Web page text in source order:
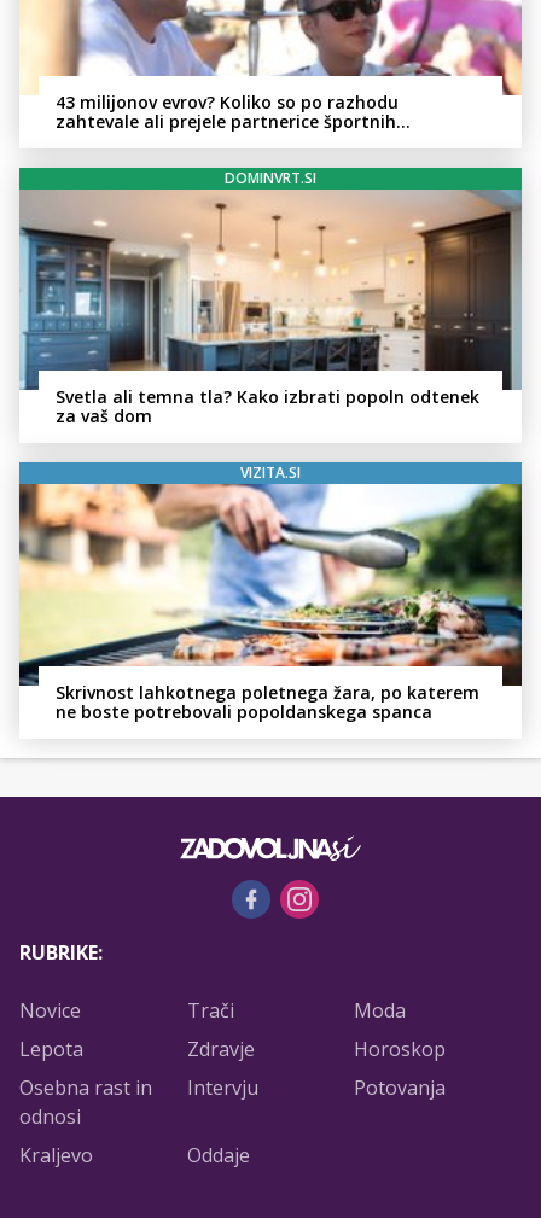
43 milijonov evrov? Koliko so po razhodu
zahtevale ali prejele partnerice športnih
DOMINVRT.SI
Svetla ali temna tla? Kako izbrati popoln odtenek
za vaš dom
VIZITA.SI
Skrivnost lahkotnega poletnega žara, po katerem
ne boste potrebovali popoldanskega spanca
RUBRIKE:
Novice Trači
Moda
Lepota
Zdravje
Horoskop
Osebna rast in
odnosi
Intervju Potovanja
Kraljevo Oddaje